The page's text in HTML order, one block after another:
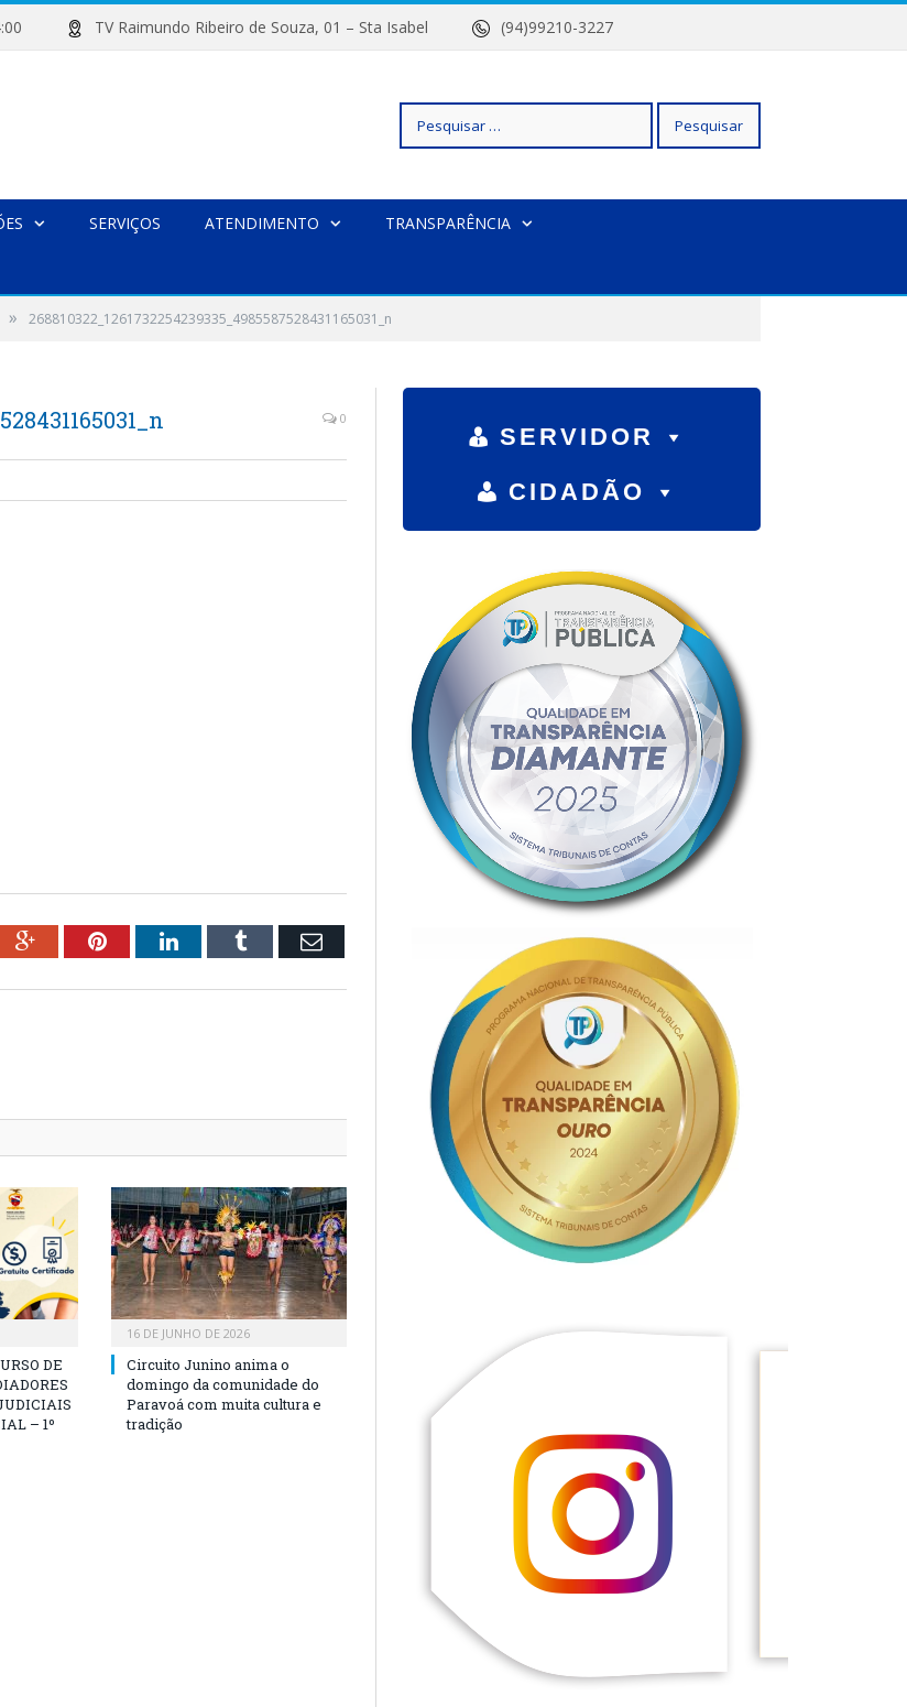
14:00 TV Raimundo Ribeiro de Souza, 01 – Sta Isabel (94)99210-3227
Pesquisar
SERVIÇOS ATENDIMENTO TRANSPARÊNCIA
» 268810322_1261732254239335_4985587528431165031_n
0
Google+PinterestLinkedInTumblr Email
DE
– 1º
16 DE JUNHO DE 2026
Circuito Junino anima o
domingo da comunidade do
Paravoá com muita cultura e
tradição
SERVIDOR
CIDADÃO